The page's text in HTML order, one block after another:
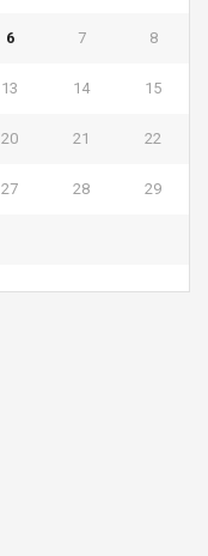
6 7 8
13 14 15
20 21 22
27 28 29